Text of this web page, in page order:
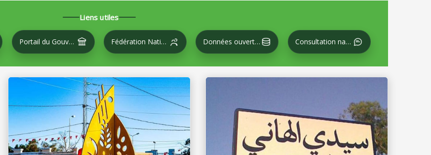
Liens utiles
Portail du Gouvernement Fédération Nationale des Villes Données ouvertes Consultation nationale